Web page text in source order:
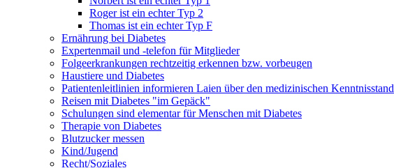
Roger ist ein echter Typ 2
Thomas ist ein echter Typ F
Ernährung bei Diabetes
Expertenmail und -telefon für Mitglieder
Folgeerkrankungen rechtzeitig erkennen bzw. vorbeugen
Haustiere und Diabetes
Patientenleitlinien informieren Laien über den medizinischen Kenntnisstand
Reisen mit Diabetes "im Gepäck"
Schulungen sind elementar für Menschen mit Diabetes
Therapie von Diabetes
Blutzucker messen
Kind/Jugend
Recht/Soziales